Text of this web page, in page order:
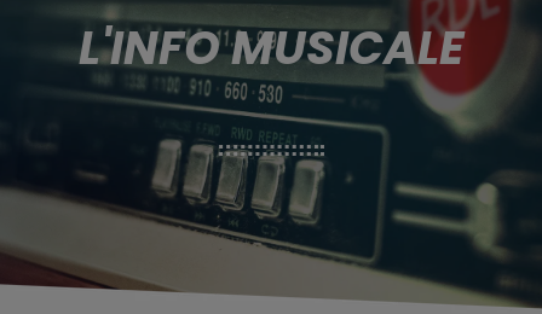
L'INFO MUSICALE